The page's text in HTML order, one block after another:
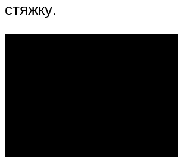
стяжку.